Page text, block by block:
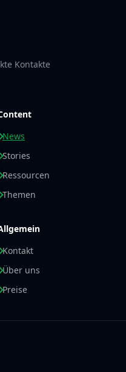
Kontakte
News
Stories
Ressourcen
Themen
Kontakt
Über uns
Preise